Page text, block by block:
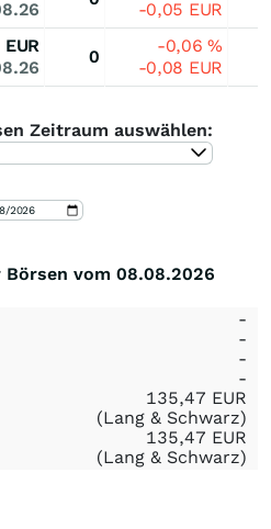
-0,05 EUR
EUR
0
-0,06%
-0,08 EUR
Zeitraum auswählen:
vom 08.08.2026
-
-
-
-
135,47 EUR
(Lang & Schwarz)
135,47 EUR
(Lang & Schwarz)